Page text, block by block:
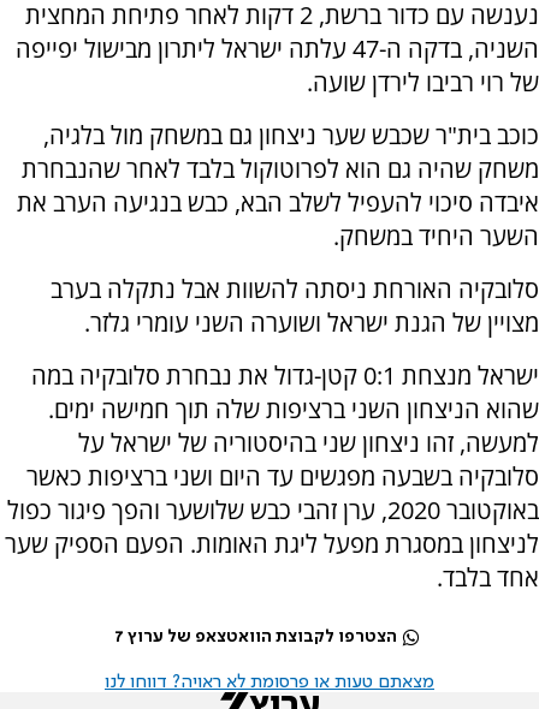
נענשה עם כדור ברשת, 2 דקות לאחר פתיחת המחצית
השניה, בדקה ה-47 עלתה ישראל ליתרון מבישול יפייפה
של רוי רביבו לירדן שועה.
כוכב בית"ר שכבש שער ניצחון גם במשחק מול בלגיה,
משחק שהיה גם הוא לפרוטוקול בלבד לאחר שהנבחרת
איבדה סיכוי להעפיל לשלב הבא, כבש בנגיעה הערב את
השער היחיד במשחק.
סלובקיה האורחת ניסתה להשוות אבל נתקלה בערב
מצויין של הגנת ישראל ושוערה השני עומרי גלזר.
ישראל מנצחת 0:1 קטן-גדול את נבחרת סלובקיה במה
שהוא הניצחון השני ברציפות שלה תוך חמישה ימים.
למעשה, זהו ניצחון שני בהיסטוריה של ישראל על
סלובקיה בשבעה מפגשים עד היום ושני ברציפות כאשר
באוקטובר 2020, ערן זהבי כבש שלושער והפך פיגור כפול
לניצחון במסגרת מפעל ליגת האומות. הפעם הספיק שער
אחד בלבד.
הצטרפו לקבוצת הוואטצאפ של ערוץ 7
מצאתם טעות או פרסומת לא ראויה? דווחו לנו